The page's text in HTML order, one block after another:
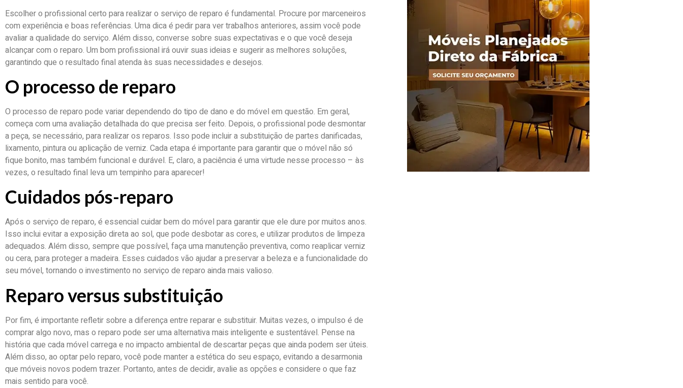
Escolher o profissional certo para realizar o serviço de reparo é fundamental. Procure por marceneiros
com experiência e boas referências. Uma dica é pedir para ver trabalhos anteriores, assim você pode
avaliar a qualidade do serviço. Além disso, converse sobre suas expectativas e o que você deseja
alcançar com o reparo. Um bom profissional irá ouvir suas ideias e sugerir as melhores soluções,
garantindo que o resultado final atenda às suas necessidades e desejos.
O processo de reparo
O processo de reparo pode variar dependendo do tipo de dano e do móvel em questão. Em geral,
começa com uma avaliação detalhada do que precisa ser feito. Depois, o profissional pode desmontar
a peça, se necessário, para realizar os reparos. Isso pode incluir a substituição de partes danificadas,
lixamento, pintura ou aplicação de verniz. Cada etapa é importante para garantir que o móvel não só
fique bonito, mas também funcional e durável. E, claro, a paciência é uma virtude nesse processo – às
vezes, o resultado final leva um tempinho para aparecer!
Cuidados pós-reparo
Após o serviço de reparo, é essencial cuidar bem do móvel para garantir que ele dure por muitos anos.
Isso inclui evitar a exposição direta ao sol, que pode desbotar as cores, e utilizar produtos de limpeza
adequados. Além disso, sempre que possível, faça uma manutenção preventiva, como reaplicar verniz
ou cera, para proteger a madeira. Esses cuidados vão ajudar a preservar a beleza e a funcionalidade do
seu móvel, tornando o investimento no serviço de reparo ainda mais valioso.
Reparo versus substituição
Por fim, é importante refletir sobre a diferença entre reparar e substituir. Muitas vezes, o impulso é de
comprar algo novo, mas o reparo pode ser uma alternativa mais inteligente e sustentável. Pense na
história que cada móvel carrega e no impacto ambiental de descartar peças que ainda podem ser úteis.
Além disso, ao optar pelo reparo, você pode manter a estética do seu espaço, evitando a desarmonia
que móveis novos podem trazer. Portanto, antes de decidir, avalie as opções e considere o que faz
mais sentido para você.